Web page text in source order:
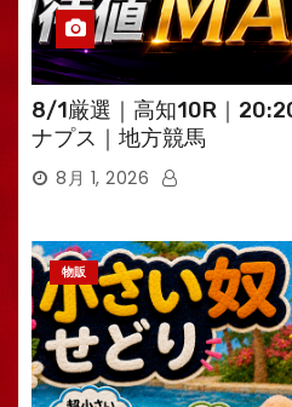
8/1厳選｜高知10R｜
ナプス｜地方競馬
8月 1, 2026
物販